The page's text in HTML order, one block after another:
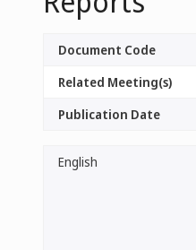
Document Code
Related Meeting(s)
Publication Date
English